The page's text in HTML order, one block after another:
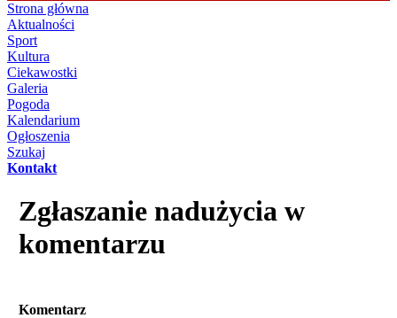
Strona główna
Aktualności
Sport
Kultura
Ciekawostki
Galeria
Pogoda
Kalendarium
Ogłoszenia
Szukaj
Kontakt
Zgłaszanie nadużycia w
komentarzu
Komentarz